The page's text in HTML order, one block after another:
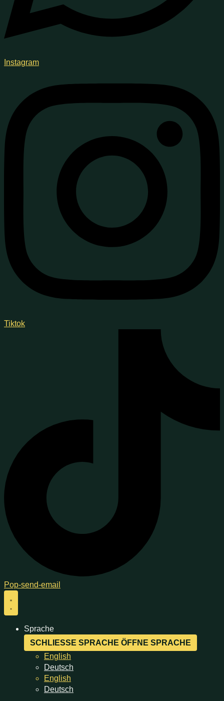
Instagram
Tiktok
Pop-send-email
Sprache
SCHLIESSE SPRACHE
ÖFFNE SPRACHE
English
Deutsch
English
Deutsch